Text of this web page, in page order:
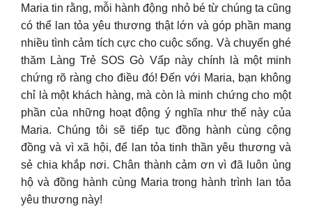
Maria tin rằng, mỗi hành động nhỏ bé từ chúng ta cũng
có thể lan tỏa yêu thương thật lớn và góp phần mang
nhiều tình cảm tích cực cho cuộc sống. Và chuyến ghé
thăm Làng Trẻ SOS Gò Vấp này chính là một minh
chứng rõ ràng cho điều đó! Đến với Maria, bạn không
chỉ là một khách hàng, mà còn là minh chứng cho một
phần của những hoạt động ý nghĩa như thế này của
Maria. Chúng tôi sẽ tiếp tục đồng hành cùng cộng
đồng và vì xã hội, để lan tỏa tinh thần yêu thương và
sẻ chia khắp nơi. Chân thành cảm ơn vì đã luôn ủng
hộ và đồng hành cùng Maria trong hành trình lan tỏa
yêu thương này!